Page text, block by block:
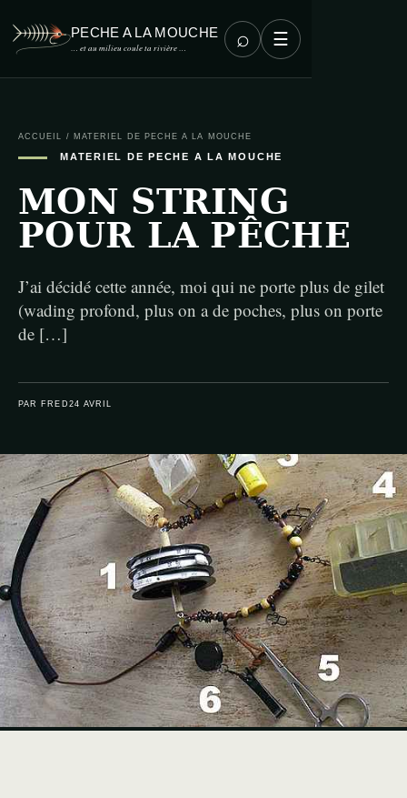
PECHE A LA MOUCHE
… et au milieu coule ta rivière … ⌕ ☰
ACCUEIL / MATERIEL DE PECHE A LA MOUCHE
MATERIEL DE PECHE A LA MOUCHE
MON STRING
POUR LA PÊCHE
J’ai décidé cette année, moi qui ne porte plus de gilet
(wading profond, plus on a de poches, plus on porte
de […]
PAR FRED 24 AVRIL